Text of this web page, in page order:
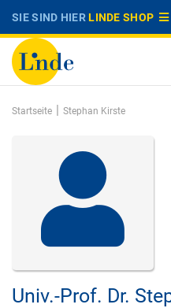
SIE SIND HIERLINDE SHOP
Startseite | Stephan Kirste
Univ.-Prof. Dr.